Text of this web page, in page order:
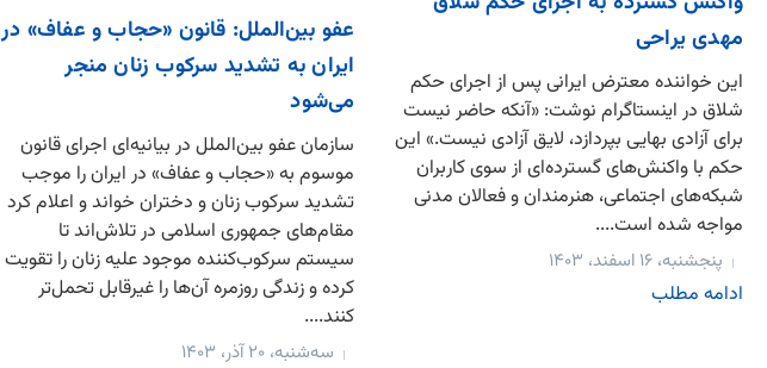
مهدی یراحی
این خواننده معترض ایرانی پس از اجرای حکم
شلاق در اینستاگرام نوشت: «آنکه حاضر نیست
برای آزادی بهایی بپردازد، لایق آزادی نیست.» این
حکم با واکنش‌های گسترده‌ای از سوی کاربران
شبکه‌های اجتماعی، هنرمندان و فعالان مدنی
مواجه شده است....
پنجشنبه، ۱۶ اسفند، ۱۴۰۳
ادامه مطلب
عفو بین‌الملل: قانون «حجاب و عفاف» در
ایران به تشدید سرکوب زنان منجر
می‌شود
سازمان عفو بین‌الملل در بیانیه‌ای اجرای قانون
موسوم به «حجاب و عفاف» در ایران را موجب
تشدید سرکوب زنان و دختران خواند و اعلام کرد
مقام‌های جمهوری اسلامی در تلاش‌اند تا
سیستم سرکوب‌کننده موجود علیه زنان را تقویت
کرده و زندگی روزمره آن‌ها را غیرقابل تحمل‌تر
کنند....
سه‌شنبه، ۲۰ آذر، ۱۴۰۳